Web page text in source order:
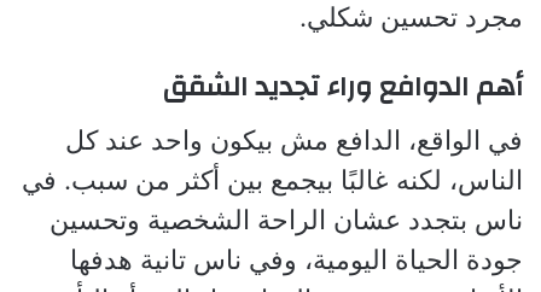
مجرد تحسين شكلي.
أهم الدوافع وراء تجديد الشقق
في الواقع، الدافع مش بيكون واحد عند كل
الناس، لكنه غالبًا بيجمع بين أكثر من سبب. في
ناس بتجدد عشان الراحة الشخصية وتحسين
جودة الحياة اليومية، وفي ناس تانية هدفها